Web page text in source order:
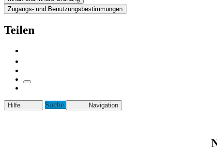
Zugangs- und Benutzungsbestimmungen
Teilen
Hilfe Suche Navigation